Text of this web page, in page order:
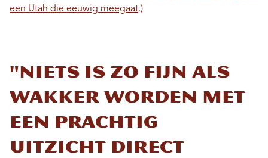
een ​​Utah die eeuwig meegaat.)
"Niets is zo fijn als
wakker worden met
een prachtig
uitzicht direct